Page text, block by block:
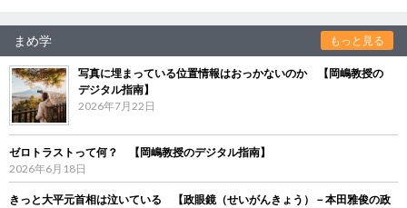
まめ学 もっと見る
写真に埋まっている位置情報はおっかないのか 【岡嶋教授の
デジタル指南】
2026年7月22日
ゼロトラストって何？ 【岡嶋教授のデジタル指南】
2026年6月18日
きっと大平元首相は泣いている 【政眼鏡（せいがんきょう）－本田雅俊の政